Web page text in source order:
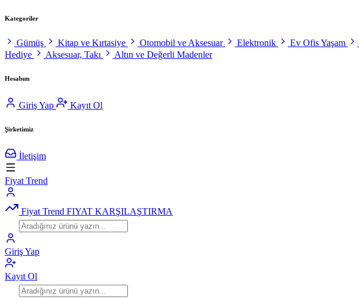
Kategoriler
Gümüş Kitap ve Kırtasiye Otomobil ve Aksesuar Elektronik Ev Ofis Yaşam
Hediye
Aksesuar, Takı Altın ve Değerli Madenler
Hesabım
Giriş Yap Kayıt Ol
Şirketimiz
İletişim
Fiyat Trend
Fiyat Trend FIYAT KARŞILAŞTIRMA
Giriş Yap
Kayıt Ol